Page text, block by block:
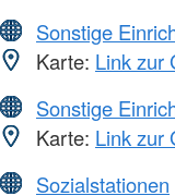
Sonstige
Karte: Link zur
Sonstige
Karte: Link zur
Sozialstationen